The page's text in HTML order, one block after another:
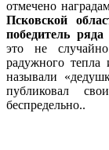
отмечено
Псковской
победитель
это не
радужного тепла
называли
публиковал
беспредельно..